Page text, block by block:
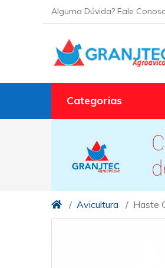
Alguma Dúvida? Fale
Categorias
Avicultura Haste